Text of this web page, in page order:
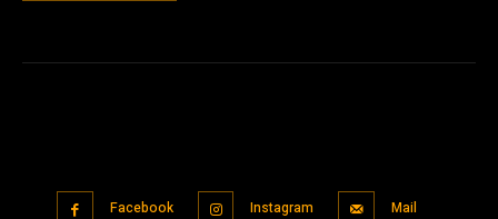
Facebook Instagram Mail